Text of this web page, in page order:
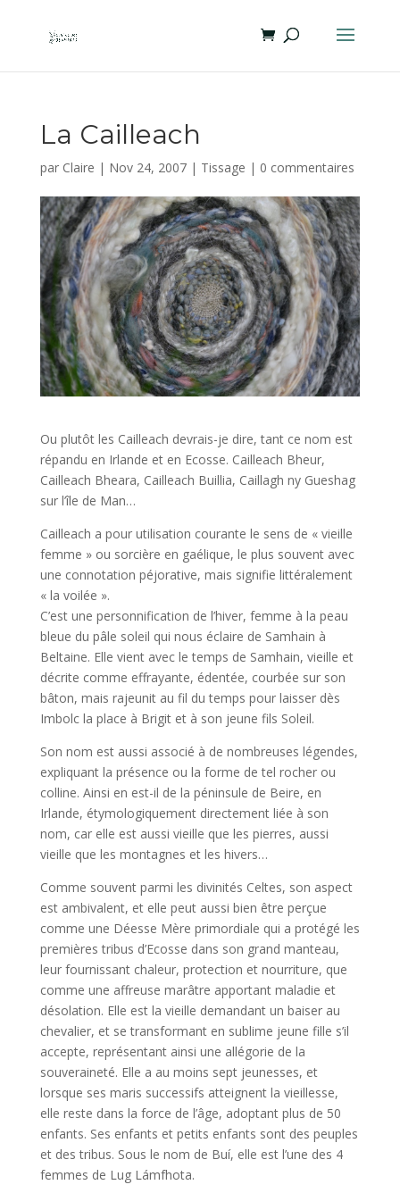
La Cailleach
par Claire | Nov 24, 2007| Tissage | 0 commentaires
Ou plutôt les Cailleach devrais-je dire, tant ce nom est
répandu en Irlande et en Ecosse. Cailleach Bheur,
Cailleach Bheara, Cailleach Buillia, Caillagh ny Gueshag
sur l’île de Man…
Cailleach a pour utilisation courante le sens de « vieille
femme » ou sorcière en gaélique, le plus souvent avec
une connotation péjorative, mais signifie littéralement
« la voilée ».
C’est une personnification de l’hiver, femme à la peau
bleue du pâle soleil qui nous éclaire de Samhain à
Beltaine. Elle vient avec le temps de Samhain, vieille et
décrite comme effrayante, édentée, courbée sur son
bâton, mais rajeunit au fil du temps pour laisser dès
Imbolc la place à Brigit et à son jeune fils Soleil.
Son nom est aussi associé à de nombreuses légendes,
expliquant la présence ou la forme de tel rocher ou
colline. Ainsi en est-il de la péninsule de Beire, en
Irlande, étymologiquement directement liée à son
nom, car elle est aussi vieille que les pierres, aussi
vieille que les montagnes et les hivers…
Comme souvent parmi les divinités Celtes, son aspect
est ambivalent, et elle peut aussi bien être perçue
comme une Déesse Mère primordiale qui a protégé les
premières tribus d’Ecosse dans son grand manteau,
leur fournissant chaleur, protection et nourriture, que
comme une affreuse marâtre apportant maladie et
désolation. Elle est la vieille demandant un baiser au
chevalier, et se transformant en sublime jeune fille s’il
accepte, représentant ainsi une allégorie de la
souveraineté. Elle a au moins sept jeunesses, et
lorsque ses maris successifs atteignent la vieillesse,
elle reste dans la force de l’âge, adoptant plus de 50
enfants. Ses enfants et petits enfants sont des peuples
et des tribus. Sous le nom de Buí, elle est l’une des 4
femmes de Lug Lámfhota.